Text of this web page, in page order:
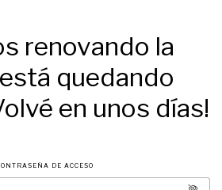
renovando la
quedando
en unos días!
DE ACCESO